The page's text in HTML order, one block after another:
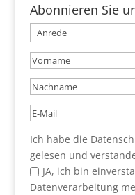
Abonnieren Sie
Ich habe die
gelesen und
JA, ich bin
Datenverarbeitung